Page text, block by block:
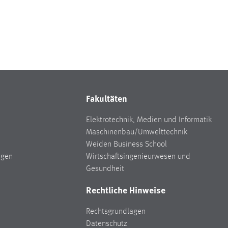
Fakultäten
Elektrotechnik, Medien und Informatik
Maschinenbau/Umwelttechnik
Weiden Business School
Wirtschaftsingenieurwesen und
Gesundheit
Rechtliche Hinweise
Rechtsgrundlagen
Datenschutz